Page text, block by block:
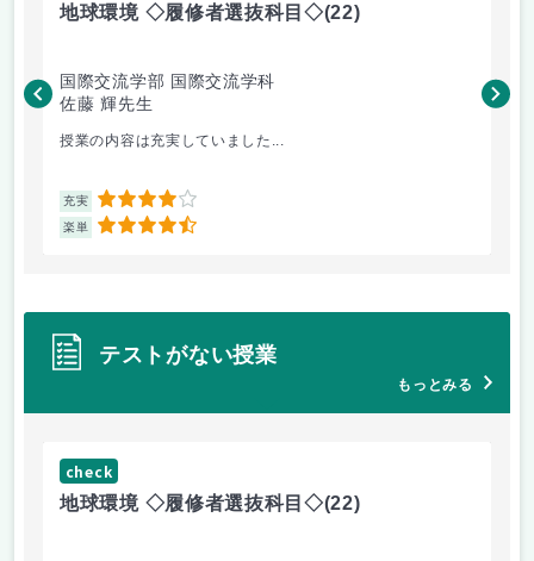
地球環境 ◇履修者選抜科目◇(22)
国際交流学部 国際交流学科
佐藤 輝先生
授業の内容は充実していました...
充実 4
楽単 4.5
佐
テストがない授業
もっとみる
check
地球環境 ◇履修者選抜科目◇(22)